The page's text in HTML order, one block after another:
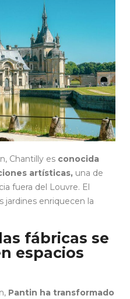
Chantilly es conocida
artísticas, una de
fuera del Louvre. El
jardines enriquecen la
fábricas se
espacios
Pantin ha transformado